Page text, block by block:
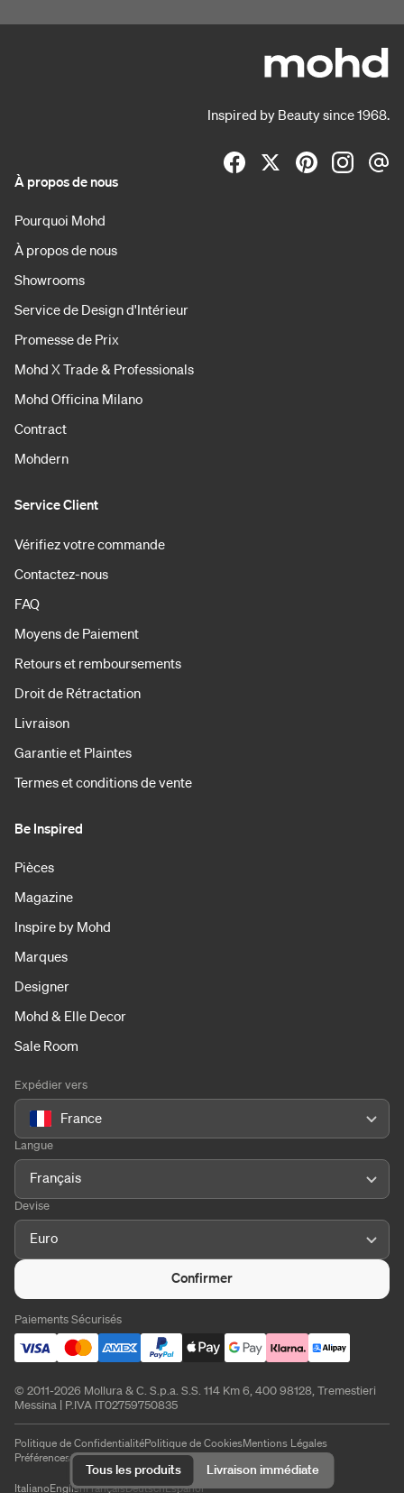
Tous les produits Livraison immédiate
Inspired by Beauty since 1968.
À propos de nous
Pourquoi Mohd
À propos de nous
Showrooms
Service de Design d'Intérieur
Promesse de Prix
Mohd X Trade & Professionals
Mohd Officina Milano
Contract
Mohdern
Service Client
Vérifiez votre commande
Contactez-nous
FAQ
Moyens de Paiement
Retours et remboursements
Droit de Rétractation
Livraison
Garantie et Plaintes
Termes et conditions de vente
Be Inspired
Pièces
Magazine
Inspire by Mohd
Marques
Designer
Mohd & Elle Decor
Sale Room
Expédier vers
France
Langue
Français
Devise
Euro
Confirmer
Paiements Sécurisés
© 2011-2026 Mollura & C. S.p.a. S.S. 114 Km 6, 400 98128, Tremestieri
Messina | P.IVA IT02759750835
Politique de ConfidentialitéPolitique de CookiesMentions Légales
Préférences de cookies
ItalianoEnglishFrançaisDeutschEspañol